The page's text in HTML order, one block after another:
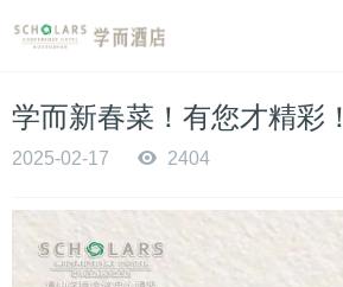
学而新春菜！有您才精彩！
2025-02-17 2404